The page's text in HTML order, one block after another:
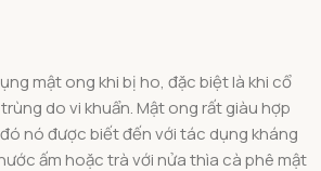
mật ong khi bị ho, đặc biệt là khi cổ
do vi khuẩn. Mật ong rất giàu hợp
nó được biết đến với tác dụng kháng
ấm hoặc trà với nửa thìa cà phê mật